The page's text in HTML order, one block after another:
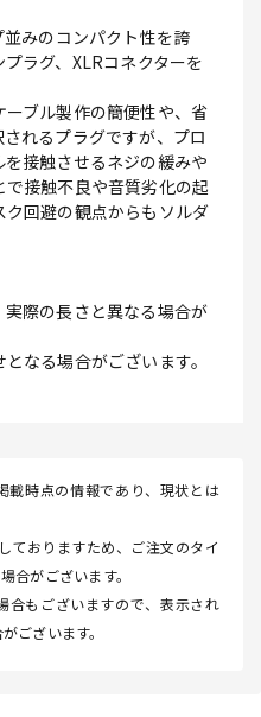
みのコンパクト性を誇
ラグ、XLRコネクターを
ブル製作の簡便性や、省
れるプラグですが、プロ
接触させるネジの緩みや
接触不良や音質劣化の起
回避の観点からもソルダ
際の長さと異なる場合が
なる場合がございます。
時点の情報であり、現状とは
ておりますため、ご注文のタイ
合がございます。
もございますので、表示され
ございます。